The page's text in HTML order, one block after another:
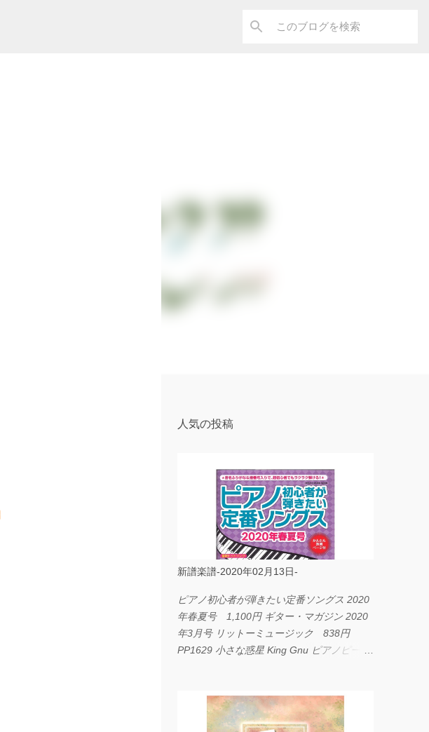
人気の投稿
新譜楽譜-2020年02月13日-
ピアノ初心者が弾きたい定番ソングス 2020
年春夏号 1,100円 ギター・マガジン 2020
年3月号 リットーミュージック 838円
PP1629 小さな惑星 King Gnu ピアノピース
LOVE... Official髭男dism バンドピース フェ
アリー 825円